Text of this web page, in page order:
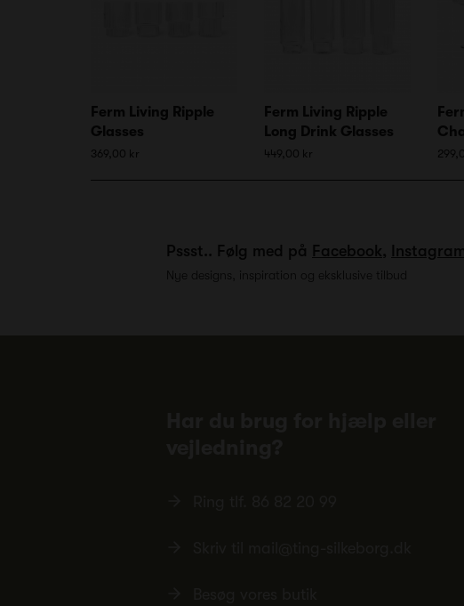
Ferm Living Ripple
Glasses
369,00 kr
Ferm Living Ripple
Long Drink Glasses
449,00 kr
Pssst.. Følg med på Facebook, Instagram
Nye designs, inspiration og eksklusive tilbud